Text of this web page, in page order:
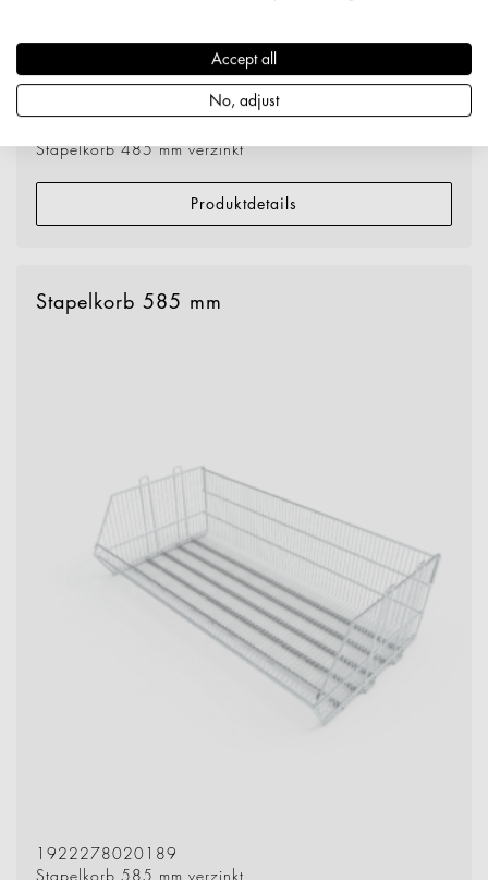
Stapelkorb 485 mm verzinkt
Produktdetails
Stapelkorb 585 mm
1922278020189
Stapelkorb 585 mm verzinkt
Accept all
No, adjust